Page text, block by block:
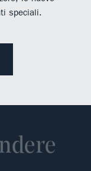
speciali.